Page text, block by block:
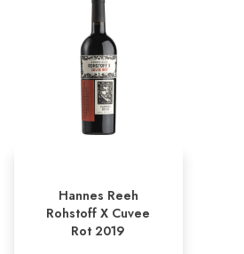
Hannes Reeh
Rohstoff X Cuvee
Rot 2019